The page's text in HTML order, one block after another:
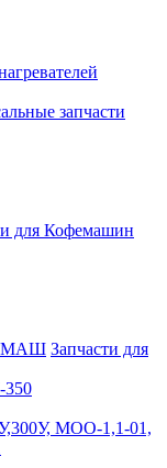
запчасти
для Кофемашин
Запчасти для
МОО-1,1-01,